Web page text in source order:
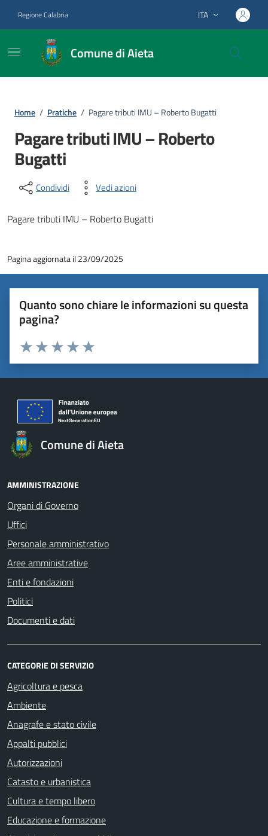
Regione Calabria Lingua attiva:
ITA
Comune di Aieta
Home / Pratiche / Pagare tributi IMU – Roberto Bugatti
Pagare tributi IMU – Roberto
Bugatti
Condividi Vedi azioni
Pagare tributi IMU – Roberto Bugatti
Pagina aggiornata il 23/09/2025
Quanto sono chiare le informazioni su questa
pagina?
Valuta 5 stelle su 5
Valuta 4 stelle su 5
Valuta 3 stelle su 5
Valuta 2 stelle su 5
Valuta 1 stelle su 5
Comune di Aieta
AMMINISTRAZIONE
Organi di Governo
Uffici
Personale amministrativo
Aree amministrative
Enti e fondazioni
Politici
Documenti e dati
CATEGORIE DI SERVIZIO
Agricoltura e pesca
Ambiente
Anagrafe e stato civile
Appalti pubblici
Autorizzazioni
Catasto e urbanistica
Cultura e tempo libero
Educazione e formazione